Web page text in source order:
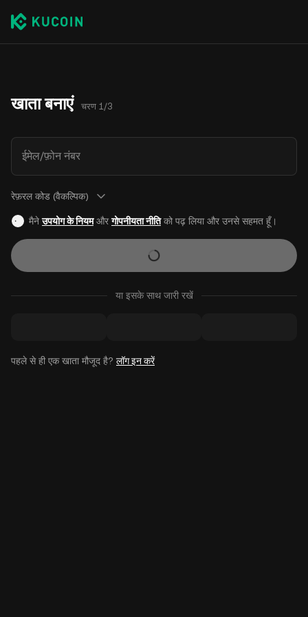
खाता बनाएं चरण 1/3
ईमेल/फ़ोन नंबर
रेफ़रल कोड (वैकल्पिक)
मैनेउपयोग के नियमऔरगोपनीयता नीतिको पढ़ लिया और उनसे सहमत हूँ।
या इसके साथ जारी रखें
पहले से ही एक खाता मौजूद है? लॉग इन करें